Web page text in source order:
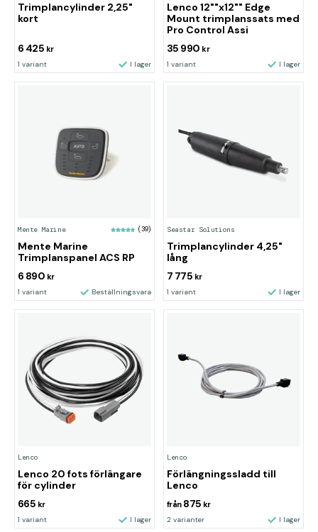
Trimplancylinder 2,25"
kort
6 425 kr
1 variant I lager
Lenco 12""x12"" Edge
Mount trimplanssats med
Pro Control Assi
35 990 kr
1 variant I lager
Mente Marine (39)
Mente Marine
Trimplanspanel ACS RP
6 890 kr
1 variant Beställningsvara
Seastar Solutions
Trimplancylinder 4,25"
lång
7 775 kr
1 variant I lager
Lenco
Lenco 20 fots förlängare
för cylinder
665 kr
1 variant I lager
Lenco
Förlängningssladd till
Lenco
från 875 kr
2 varianter I lager